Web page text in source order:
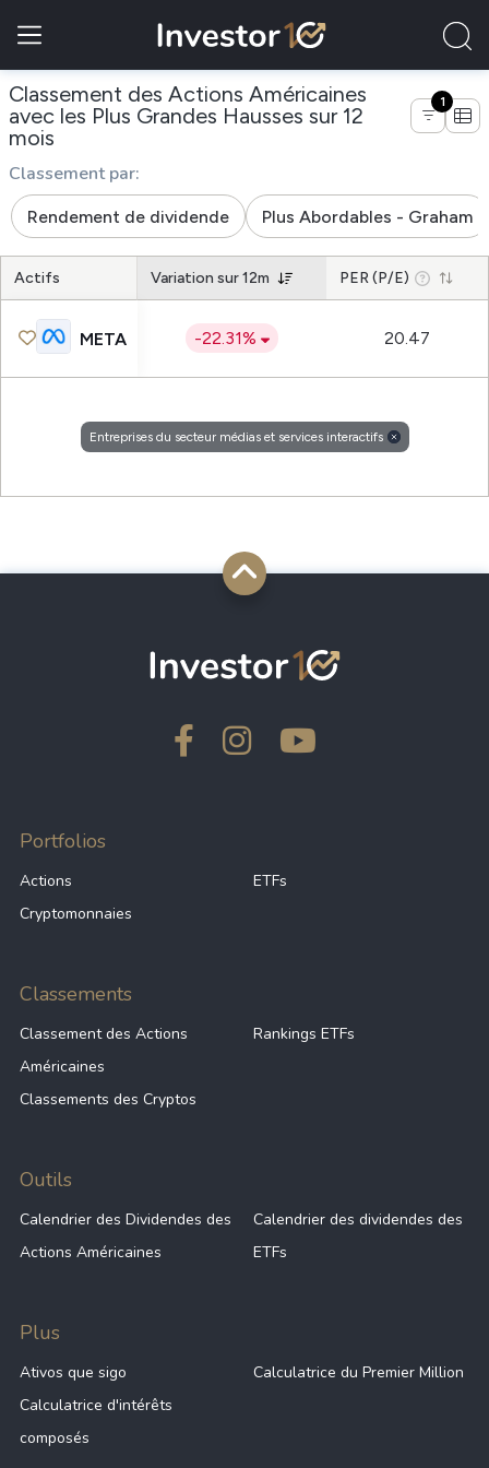
Classement des Actions Américaines
avec les Plus Grandes Hausses sur 12
mois de entreprises du secteur médias et
1
Classement par:
Rendement de dividende Plus Abordables - Graham
Actifs Variation sur 12m PER (P/E)
META -22.31% 20.47
Entreprises du secteur médias et services interactifs
Portfolios
Actions
ETFs
Cryptomonnaies
Classements
Classement des Actions
Américaines
Rankings ETFs
Classements des Cryptos
Outils
Calendrier des Dividendes des
Actions Américaines
Calendrier des dividendes des
ETFs
Plus
Ativos que sigo
Calculatrice du Premier Million
Calculatrice d'intérêts
composés